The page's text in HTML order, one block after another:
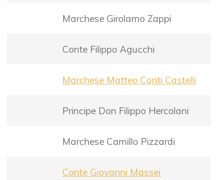
Marchese Girolamo Zappi
Conte Filippo Agucchi
Marchese Matteo Conti Castelli
Principe Don Filippo Hercolani
Marchese Camillo Pizzardi
Conte Giovanni Massei